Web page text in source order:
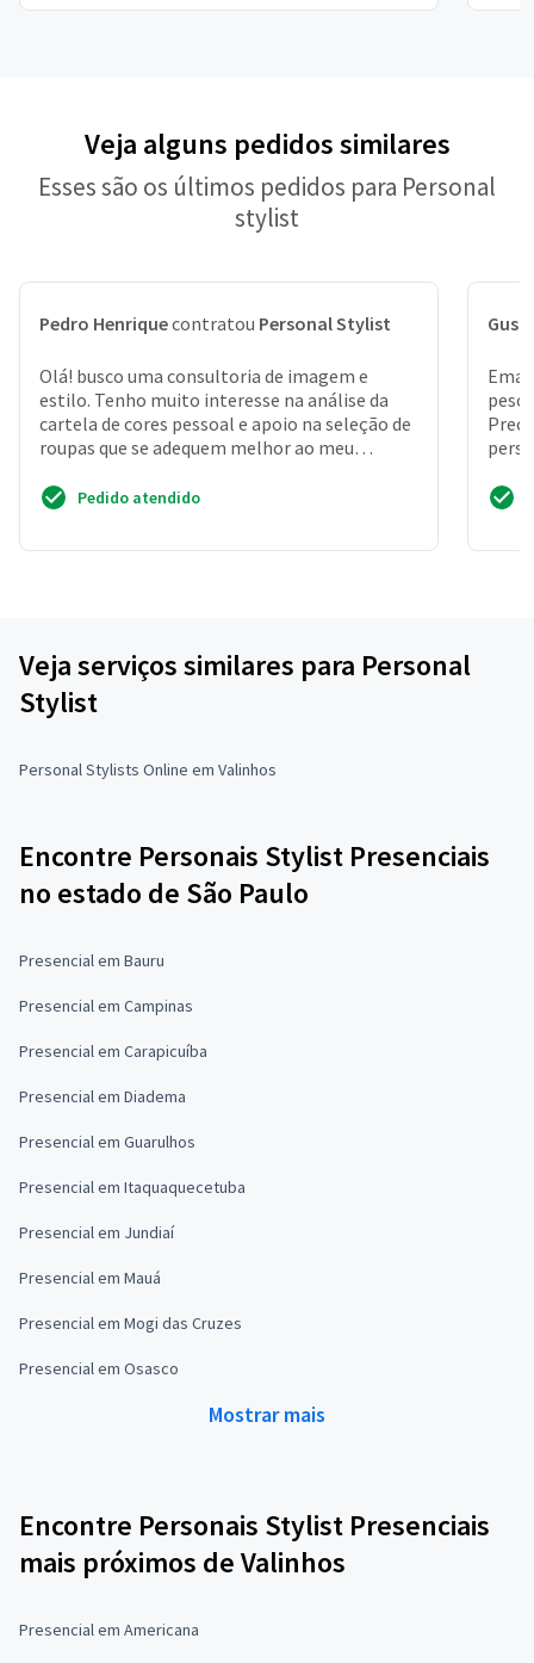
Veja alguns pedidos similares
Esses são os últimos pedidos para Personal
stylist
Pedro Henriquecontratou Personal Stylist
Olá! busco uma consultoria de imagem e
estilo. Tenho muito interesse na análise da
cartela de cores pessoal e apoio na seleção de
roupas que se adequem melhor ao meu
Pedido atendido
Veja serviços similares para Personal
Stylist
Personal Stylists Online em Valinhos
Encontre Personais Stylist Presenciais
no estado de São Paulo
Presencial em Bauru
Presencial em Campinas
Presencial em Carapicuíba
Presencial em Diadema
Presencial em Guarulhos
Presencial em Itaquaquecetuba
Presencial em Jundiaí
Presencial em Mauá
Presencial em Mogi das Cruzes
Presencial em Osasco
Mostrar mais
Encontre Personais Stylist Presenciais
mais próximos de Valinhos
Presencial em Americana